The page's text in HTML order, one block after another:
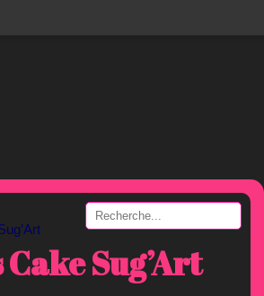
Sug’Art